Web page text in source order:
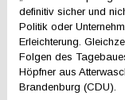
definitiv sicher und
Politik oder
Erleichterung.
Folgen des
Höpfner aus
Brandenburg (CDU).